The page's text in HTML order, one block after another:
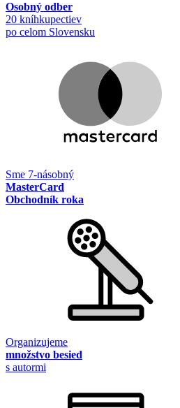
Osobný odber
20 kníhkupectiev
po celom Slovensku
Sme 7-násobný
MasterCard
Obchodník roka
Organizujeme
množstvo besied
s autormi